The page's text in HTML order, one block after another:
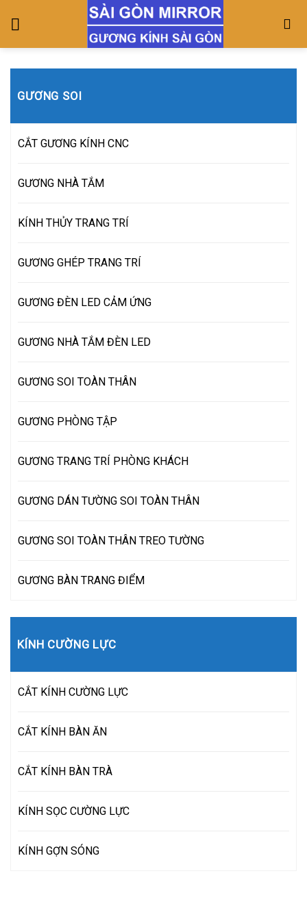
GƯƠNG SOI
CẮT GƯƠNG KÍNH CNC
GƯƠNG NHÀ TẮM
KÍNH THỦY TRANG TRÍ
GƯƠNG GHÉP TRANG TRÍ
GƯƠNG ĐÈN LED CẢM ỨNG
GƯƠNG NHÀ TẮM ĐÈN LED
GƯƠNG SOI TOÀN THÂN
GƯƠNG PHÒNG TẬP
GƯƠNG TRANG TRÍ PHÒNG KHÁCH
GƯƠNG DÁN TƯỜNG SOI TOÀN THÂN
GƯƠNG SOI TOÀN THÂN TREO TƯỜNG
GƯƠNG BÀN TRANG ĐIỂM
KÍNH CƯỜNG LỰC
CẮT KÍNH CƯỜNG LỰC
CẮT KÍNH BÀN ĂN
CẮT KÍNH BÀN TRÀ
KÍNH SỌC CƯỜNG LỰC
KÍNH GỢN SÓNG